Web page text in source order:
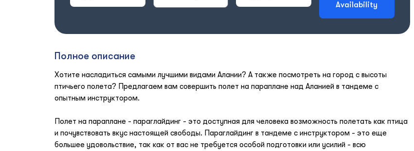
Availability
Полное описание
Хотите насладиться самыми лучшими видами Алании? А также посмотреть на город с высоты
птичьего полета? Предлагаем вам совершить полет на параплане над Аланией в тандеме с
опытным инструктором.
Полет на параплане - параглайдинг - это доступная для человека возможность полетать как птица
и почувствовать вкус настоящей свободы. Параглайдинг в тандеме с инструктором - это еще
большее удовольствие, так как от вас не требуется особой подготовки или усилий - всю